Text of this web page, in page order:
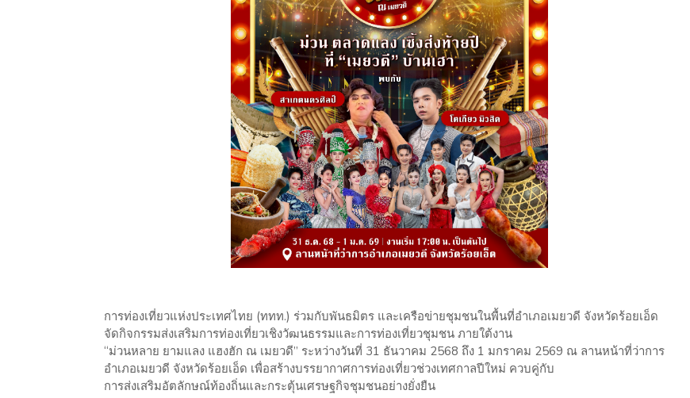
การท่องเที่ยวแห่งประเทศไทย (ททท.) ร่วมกับพันธมิตร และเครือข่ายชุมชนในพื้นที่อำเภอเมยวดี จังหวัดร้อยเอ็ด
จัดกิจกรรมส่งเสริมการท่องเที่ยวเชิงวัฒนธรรมและการท่องเที่ยวชุมชน ภายใต้งาน
“ม่วนหลาย ยามแลง แฮงฮัก ณ เมยวดี” ระหว่างวันที่ 31 ธันวาคม 2568 ถึง 1 มกราคม 2569 ณ ลานหน้าที่ว่าการ
อำเภอเมยวดี จังหวัดร้อยเอ็ด เพื่อสร้างบรรยากาศการท่องเที่ยวช่วงเทศกาลปีใหม่ ควบคู่กับ
การส่งเสริมอัตลักษณ์ท้องถิ่นและกระตุ้นเศรษฐกิจชุมชนอย่างยั่งยืน